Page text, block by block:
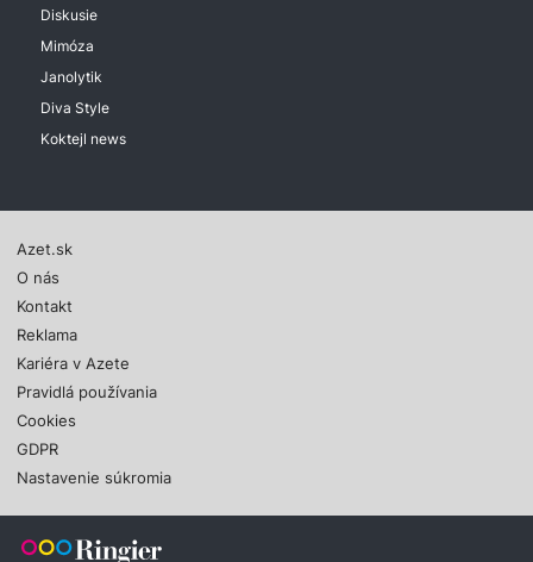
Diskusie
Mimóza
Janolytik
Diva Style
Koktejl news
Azet.sk
O nás
Kontakt
Reklama
Kariéra v Azete
Pravidlá používania
Cookies
GDPR
Nastavenie súkromia